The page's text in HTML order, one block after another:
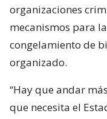
organizaciones
mecanismos para
congelamiento de
organizado.
“Hay que andar
que necesita el